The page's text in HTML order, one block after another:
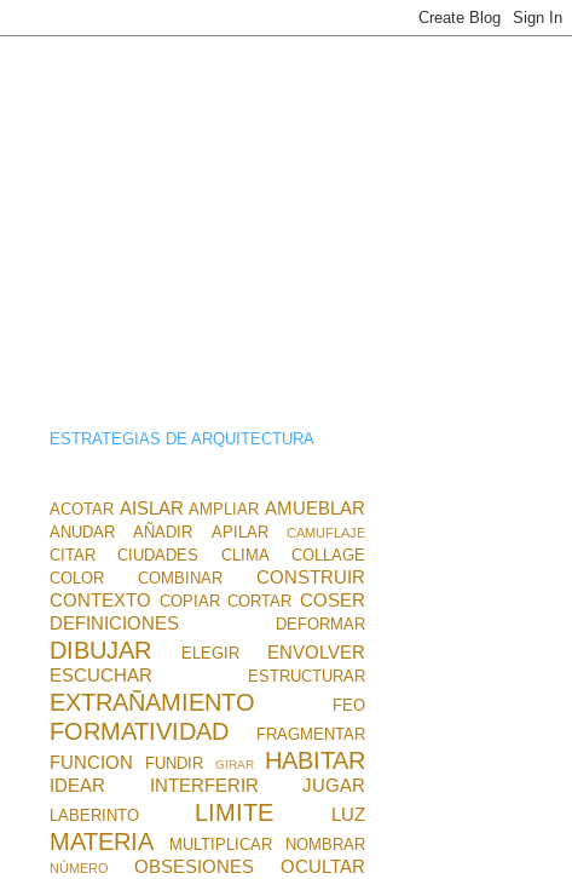
ESTRATEGIAS DE ARQUITECTURA
ACOTAR AISLAR AMPLIAR AMUEBLAR
ANUDAR AÑADIR APILAR CAMUFLAJE
CITAR CIUDADES CLIMA
COLLAGE
COLOR
COMBINAR
CONSTRUIR
CONTEXTO COPIAR CORTAR COSER
DEFINICIONES
DEFORMAR
DIBUJAR ELEGIR
ENVOLVER
ESCUCHAR
ESTRUCTURAR
EXTRAÑAMIENTO FEO
FORMATIVIDAD FRAGMENTAR
FUNCION FUNDIR GIRAR HABITAR
IDEAR INTERFERIR JUGAR
LABERINTO LIMITE LUZ
MATERIA MULTIPLICAR NOMBRAR
NÚMERO OBSESIONES OCULTAR